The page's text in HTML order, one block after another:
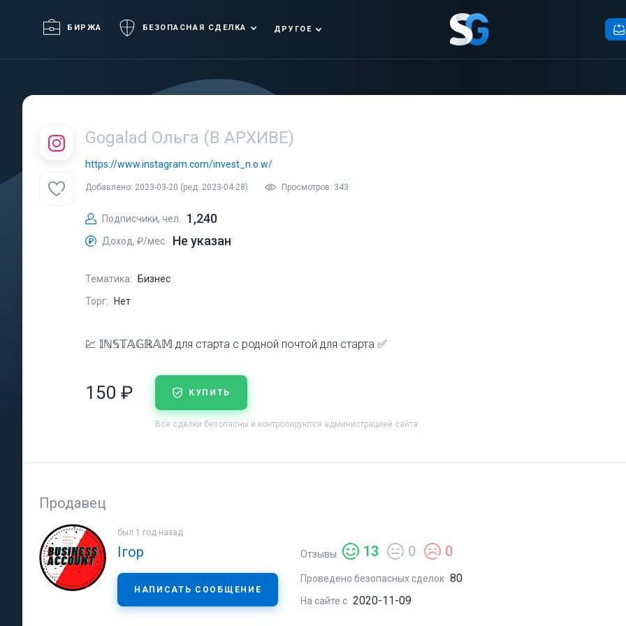
БИРЖА БЕЗОПАСНАЯ СДЕЛКА ДРУГОЕ
Gogalad Ольга (В АРХИВЕ)
https://www.instagram.com/invest_n.o.w/
Добавлено: 2023-03-20 (ред. 2023-04-28) Просмотров: 343
Подписчики, чел. 1,240
Доход, ₽/мес. Не указан
Тематика:
Бизнес
Торг:
Нет
💹 𝕀ℕ𝕊𝕋𝔸𝔾ℝ𝔸𝕄 для старта с родной почтой для старта ✅
150 ₽ КУПИТЬ
Все сделки безопасны и контролируются администрацией сайта
Продавец
был 1 год назад
Ігор
НАПИСАТЬ СООБЩЕНИЕ
Отзывы 13 0 0
Проведено безопасных сделок 80
На сайте с 2020-11-09